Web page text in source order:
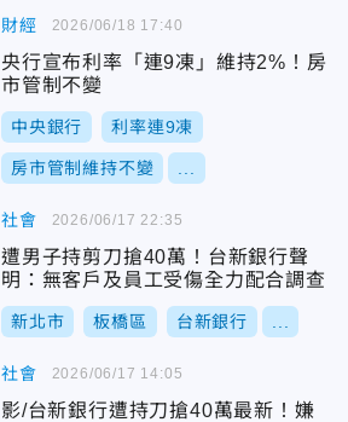
財經
央行宣布利率「連9凍」維持2%！房
市管制不變
中央銀行 利率連9凍
房市管制維持不變
2026/06/18 17:40
社會
遭男子持剪刀搶40萬！台新銀行聲
明：無客戶及員工受傷全力配合調查
新北市 板橋區 台新銀行
2026/06/17 22:35
社會
影/台新銀行遭持刀搶40萬最新！嫌
2026/06/17 14:05